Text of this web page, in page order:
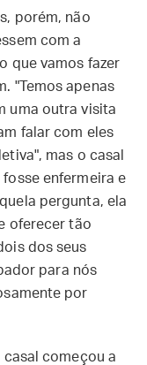
porém, não
com a
que vamos fazer
"Temos apenas
uma outra visita
falar com eles
mas o casal
enfermeira e
pergunta, ela
oferecer tão
dos seus
para nós
por
casal começou a